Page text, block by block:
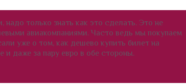
только знать как это сделать. Это не
авиакомпаниями. Часто ведь мы покупаем
уже о том, как дешево купить билет на
и даже за пару евро в обе стороны.